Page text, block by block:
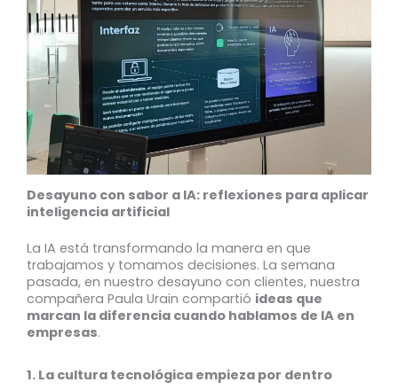
Desayuno con sabor a IA: reflexiones para aplicar
inteligencia artificial
La IA está transformando la manera en que
trabajamos y tomamos decisiones. La semana
pasada, en nuestro desayuno con clientes, nuestra
compañera Paula Urain compartió ideas que
marcan la diferencia cuando hablamos de IA en
empresas.
1. La cultura tecnológica empieza por dentro